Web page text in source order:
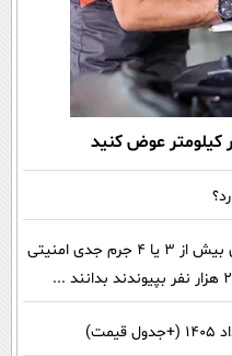
گفته‌های یک روحانی تندرو و ردپای بیش از ۳ یا ۴ جرم جدی امنیتی